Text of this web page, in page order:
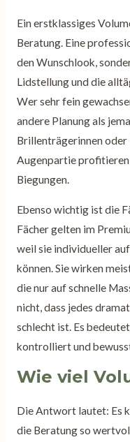
Ein erstklassiges
Beratung. Eine
den Wunschlook,
Lidstellung und die
Wer sehr fein
andere Planung als
Brillenträgerinnen
Augenpartie profitieren
Biegungen.
Ebenso wichtig ist die
Fächer gelten im
weil sie individueller
können. Sie wirken
die nur auf schnelle
nicht, dass jedes
schlecht ist. Es
kontrolliert und
Wie viel
Die Antwort lautet: Es
die Beratung so